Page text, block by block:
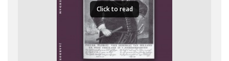
Click to read